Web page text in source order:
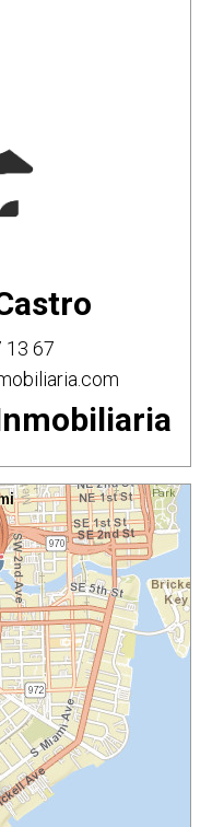
13 67